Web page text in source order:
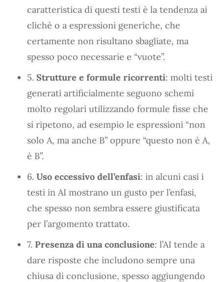
caratteristica di questi testi è la tendenza ai
clichè o a espressioni generiche, che
certamente non risultano sbagliate, ma
spesso poco necessarie e “vuote”.
5. Strutture e formule ricorrenti: molti testi
generati artificialmente seguono schemi
molto regolari utilizzando formule fisse che
si ripetono, ad esempio le espressioni “non
solo A, ma anche B” oppure “questo non è A,
è B”.
6. Uso eccessivo dell’enfasi: in alcuni casi i
testi in AI mostrano un gusto per l’enfasi,
che spesso non sembra essere giustificata
per l’argomento trattato.
7. Presenza di una conclusione: l’AI tende a
dare risposte che includono sempre una
chiusa di conclusione, spesso aggiungendo